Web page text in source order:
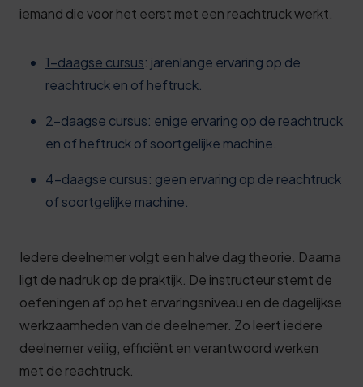
iemand die voor het eerst met een reachtruck werkt.
1-daagse cursus: jarenlange ervaring op de
reachtruck en of heftruck.
2-daagse cursus: enige ervaring op de reachtruck
en of heftruck of soortgelijke machine.
4-daagse cursus: geen ervaring op de reachtruck
of soortgelijke machine.
Iedere deelnemer volgt een halve dag theorie. Daarna
ligt de nadruk op de praktijk. De instructeur stemt de
oefeningen af op het ervaringsniveau en de dagelijkse
werkzaamheden van de deelnemer. Zo leert iedere
deelnemer veilig, efficiënt en verantwoord werken
met de reachtruck.